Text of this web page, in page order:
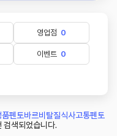
영업점 0
이벤트 0
펜토바르비탈질식사고통펜토
검색되었습니다.